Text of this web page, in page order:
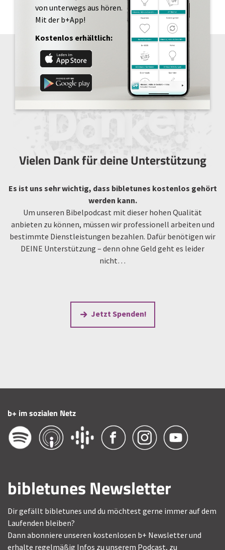
von unterwegs aus hören.
Mit der b+App!
Kostenlos erhältlich:
Vielen Dank für deine Unterstützung
Es ist uns sehr wichtig, dass bibletunes kostenlos gehört
werden kann.
Um unseren Bibelpodcast mit dieser hohen Qualität
anbieten zu können, müssen wir professionell arbeiten und
bestimmte Dienstleistungen bezahlen. Dafür benötigen wir
DEINE Unterstützung – denn ohne Geld geht es leider
nicht…
Jetzt Spenden!
b+ im sozialen Netz
bibletunes Newsletter
Dir gefällt bibletunes und du möchtest gerne immer auf dem
Laufenden bleiben?
Dann abonniere unseren kostenlosen b+ Newsletter und
erhalte regelmäßig Infos zu unserem Podcast, zu